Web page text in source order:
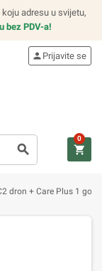
adresu u svijetu,
bez PDV-a!
search
person Prijavite se
shopping_cart
0
dron + Care Plus 1